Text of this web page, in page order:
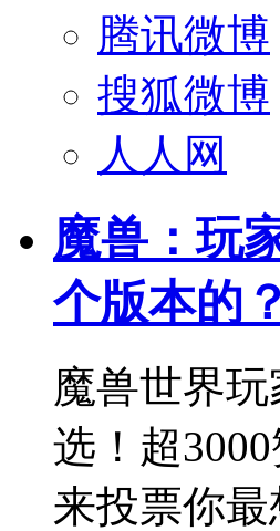
腾讯微博
搜狐微博
人人网
魔兽：玩
个版本的？
魔兽世界
选！超
来投票你